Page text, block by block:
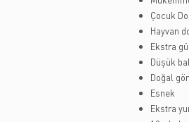
Çocuk
Hayvan
Ekstra
Düşük
Doğal
Esnek
Ekstra